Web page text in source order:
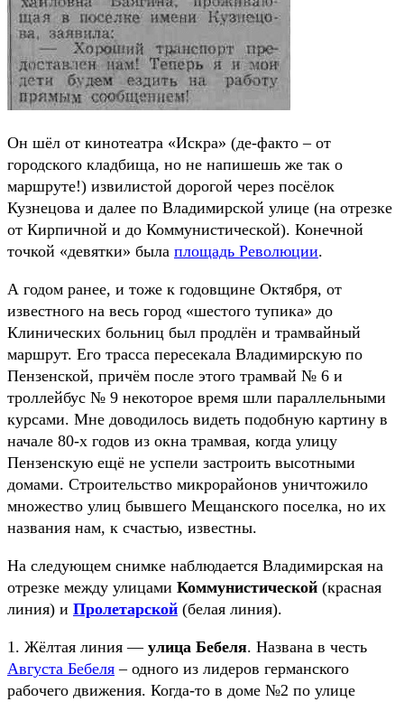
Он шёл от кинотеатра «Искра» (де-факто – от
городского кладбища, но не напишешь же так о
маршруте!) извилистой дорогой через посёлок
Кузнецова и далее по Владимирской улице (на отрезке
от Кирпичной и до Коммунистической). Конечной
точкой «девятки» была площадь Революции.
А годом ранее, и тоже к годовщине Октября, от
известного на весь город «шестого тупика» до
Клинических больниц был продлён и трамвайный
маршрут. Его трасса пересекала Владимирскую по
Пензенской, причём после этого трамвай № 6 и
троллейбус № 9 некоторое время шли параллельными
курсами. Мне доводилось видеть подобную картину в
начале 80-х годов из окна трамвая, когда улицу
Пензенскую ещё не успели застроить высотными
домами. Строительство микрорайонов уничтожило
множество улиц бывшего Мещанского поселка, но их
названия нам, к счастью, известны.
На следующем снимке наблюдается Владимирская на
отрезке между улицами Коммунистической (красная
линия) и Пролетарской (белая линия).
1. Жёлтая линия — улица Бебеля. Названа в честь
Августа Бебеля – одного из лидеров германского
рабочего движения. Когда-то в доме №2 по улице